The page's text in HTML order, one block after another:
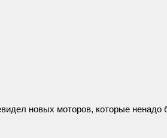
новых моторов, которые ненадо